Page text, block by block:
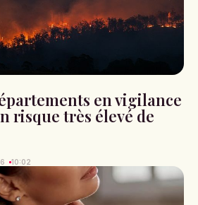
en vigilance
risque très élevé de
10:02